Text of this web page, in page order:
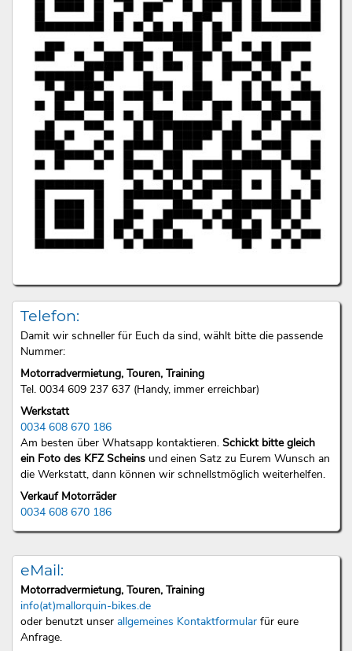
Telefon:
Damit wir schneller für Euch da sind, wählt bitte die passende
Nummer:
Motorradvermietung, Touren, Training
Tel. 0034 609 237 637 (Handy, immer erreichbar)
Werkstatt
0034 608 670 186
Am besten über Whatsapp kontaktieren. Schickt bitte gleich
ein Foto des KFZ Scheinsund einen Satz zu Eurem Wunsch an
die Werkstatt, dann können wir schnellstmöglich weiterhelfen.
Verkauf Motorräder
0034 608 670 186
eMail:
Motorradvermietung, Touren, Training
info(at)mallorquin-bikes.de
oder benutzt unser allgemeines Kontaktformularfür eure
Anfrage.